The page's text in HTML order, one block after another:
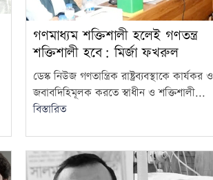
গণমাধ্যম শক্তিশালী হলেই গণতন্ত্র
শক্তিশালী হবে: মির্জা ফখরুল
ডেস্ক নিউজ গণতান্ত্রিক রাষ্ট্রব্যবস্থাকে কার্যকর ও
জবাবদিহিমূলক করতে স্বাধীন ও শক্তিশালী...
বিস্তারিত